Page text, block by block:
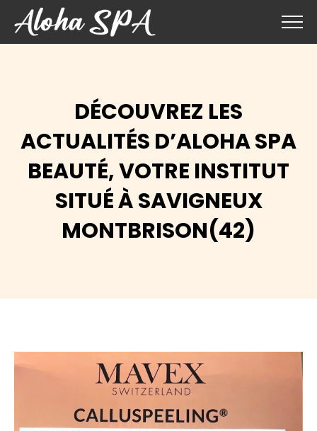
DÉCOUVREZ LES
ACTUALITÉS D’ALOHA SPA
BEAUTÉ, VOTRE INSTITUT
SITUÉ À SAVIGNEUX
MONTBRISON(42)